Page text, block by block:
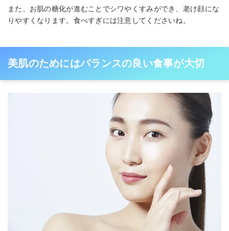
また、お肌の糖化が進むことでシワやくすみができ、老け顔にな
りやすくなります。食べすぎには注意してくださいね。
美肌のためにはバランスの良い食事が大切